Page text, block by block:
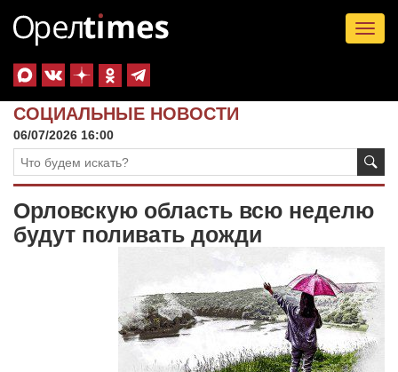
СОЦИАЛЬНЫЕ НОВОСТИ
06/07/2026 16:00
Орловскую область всю неделю
будут поливать дожди